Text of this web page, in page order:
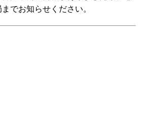
でお知らせください。